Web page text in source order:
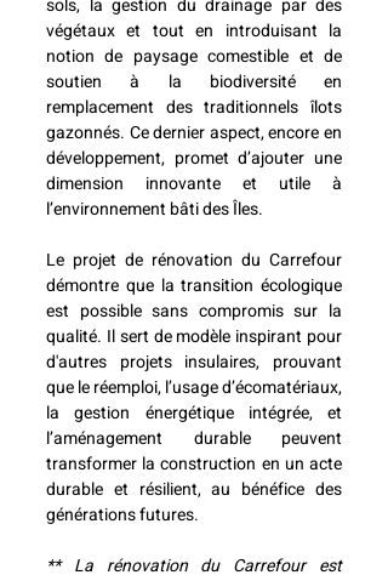
sols, la gestion du drainage par des
végétaux et tout en introduisant la
notion de paysage comestible et de
soutien à la biodiversité en
remplacement des traditionnels îlots
gazonnés. Ce dernier aspect, encore en
développement, promet d’ajouter une
dimension innovante et utile à
l’environnement bâti des Îles.
Le projet de rénovation du Carrefour
démontre que la transition écologique
est possible sans compromis sur la
qualité. Il sert de modèle inspirant pour
d'autres projets insulaires, prouvant
que le réemploi, l’usage d’écomatériaux,
la gestion énergétique intégrée, et
l’aménagement durable peuvent
transformer la construction en un acte
durable et résilient, au bénéfice des
générations futures.
** La rénovation du Carrefour est